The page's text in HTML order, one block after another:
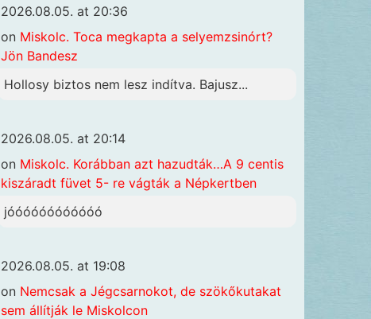
2026.08.05. at 20:36
on Miskolc. Toca megkapta a selyemzsinórt?
Jön Bandesz
Hollosy biztos nem lesz indítva. Bajusz...
2026.08.05. at 20:14
on Miskolc. Korábban azt hazudták…A 9 centis
kiszáradt füvet 5- re vágták a Népkertben
jóóóóóóóóóóóó
2026.08.05. at 19:08
on Nemcsak a Jégcsarnokot, de szökőkutakat
sem állítják le Miskolcon